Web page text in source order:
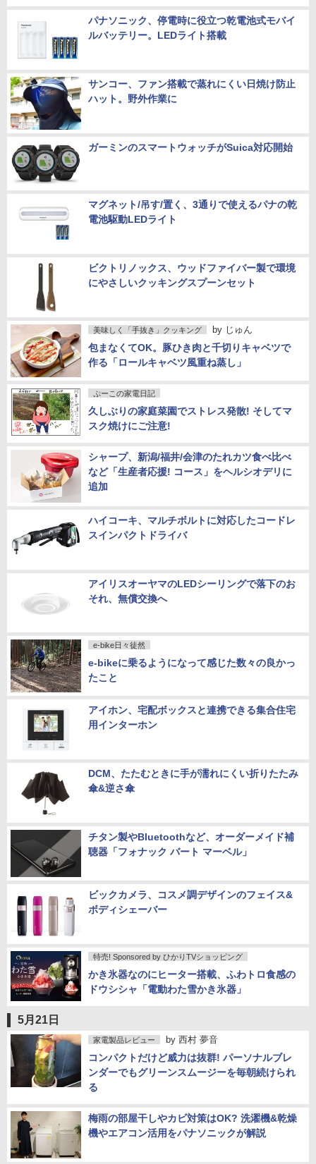
パナソニック、停電時に役立つ乾電池式モバイ
ルバッテリー。LEDライト搭載
サンコー、ファン搭載で蒸れにくい日焼け防止
ハット。野外作業に
ガーミンのスマートウォッチがSuica対応開始
マグネット/吊す/置く、3通りで使えるパナの乾
電池駆動LEDライト
ビクトリノックス、ウッドファイバー製で環境
にやさしいクッキングスプーンセット
美味しく「手抜き」クッキング by じゅん
包まなくてOK。豚ひき肉と千切りキャベツで
作る「ロールキャベツ風重ね蒸し」
ぷーこの家電日記
久しぶりの家庭菜園でストレス発散! そしてマ
スク焼けにご注意!
シャープ、新潟/福井/会津のたれカツ食べ比べ
など「生産者応援! コース」をヘルシオデリに
追加
ハイコーキ、マルチボルトに対応したコードレ
スインパクトドライバ
アイリスオーヤマのLEDシーリングで落下のお
それ、無償交換へ
e-bike日々徒然
e-bikeに乗るようになって感じた数々の良かっ
たこと
アイホン、宅配ボックスと連携できる集合住宅
用インターホン
DCM、たたむときに手が濡れにくい折りたたみ
傘&逆さ傘
チタン製やBluetoothなど、オーダーメイド補
聴器「フォナック バート マーベル」
ビックカメラ、コスメ調デザインのフェイス&
ボディシェーバー
特売! Sponsored by ひかりTVショッピング
かき氷器なのにヒーター搭載、ふわトロ食感の
ドウシシャ「電動わた雪かき氷器」
5月21日
家電製品レビュー by 西村 夢音
コンパクトだけど威力は抜群! パーソナルブレ
ンダーでもグリーンスムージーを毎朝続けられ
る
梅雨の部屋干しやカビ対策はOK? 洗濯機&乾燥
機やエアコン活用をパナソニックが解説